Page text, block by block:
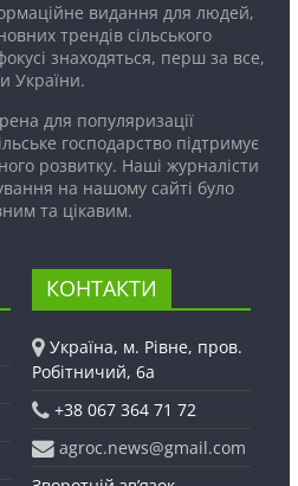
видання для людей,
трендів сільського
знаходяться, перш за все,
України.
для популяризації
господарство підтримує
розвитку. Наші журналісти
на нашому сайті було
та цікавим.
КОНТАКТИ
Україна, м. Рівне, пров.
Робітничий, 6а
+38 067 364 71 72
agroc.news@gmail.com